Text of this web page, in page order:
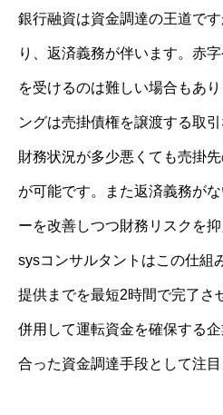
銀行融資は資金調達の王道で
り、返済義務が伴います。赤
を受けるのは難しい場合もあ
ングは売掛債権を譲渡する取
財務状況が多少悪くても売掛
が可能です。また返済義務が
ーを改善しつつ財務リスクを抑
sysコンサルタントはこの仕組
提供までを最短2時間で完了さ
併用して運転資金を確保する
合った資金調達手段として注目